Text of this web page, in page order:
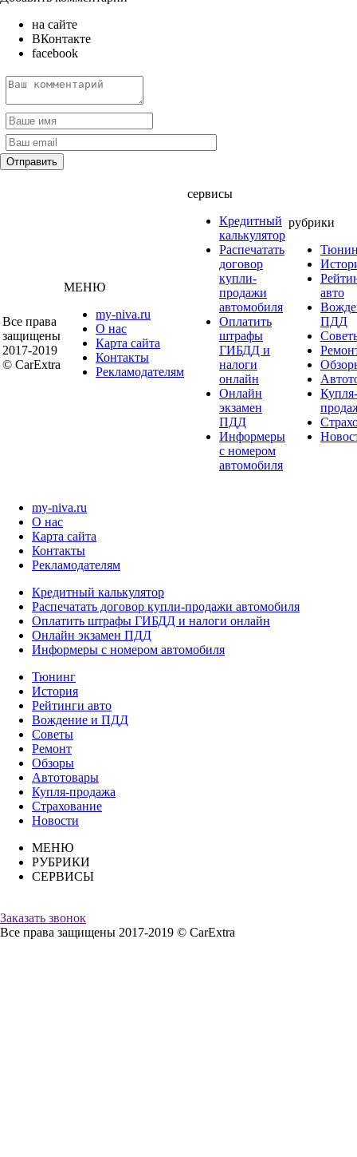
на сайте
ВКонтакте
facebook
Все права
защищены
2017-2019
© CarExtra
МЕНЮ
my-niva.ru
О нас
Карта сайта
Контакты
Рекламодателям
сервисы
Кредитный
калькулятор
Распечатать
договор
купли-
продажи
автомобиля
Оплатить
штрафы
ГИБДД и
налоги
онлайн
Онлайн
экзамен
ПДД
Информеры
с номером
автомобиля
рубрики
авто
ПДД
Купля-
my-niva.ru
О нас
Карта сайта
Контакты
Рекламодателям
Кредитный калькулятор
Распечатать договор купли-продажи автомобиля
Оплатить штрафы ГИБДД и налоги онлайн
Онлайн экзамен ПДД
Информеры с номером автомобиля
Тюнинг
История
Рейтинги авто
Вождение и ПДД
Советы
Ремонт
Обзоры
Автотовары
Купля-продажа
Страхование
Новости
МЕНЮ
РУБРИКИ
СЕРВИСЫ
Заказать звонок
Все права защищены 2017-2019 © CarExtra